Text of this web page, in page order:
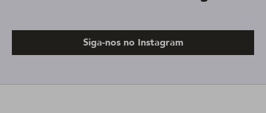
Siga-nos no Instagram